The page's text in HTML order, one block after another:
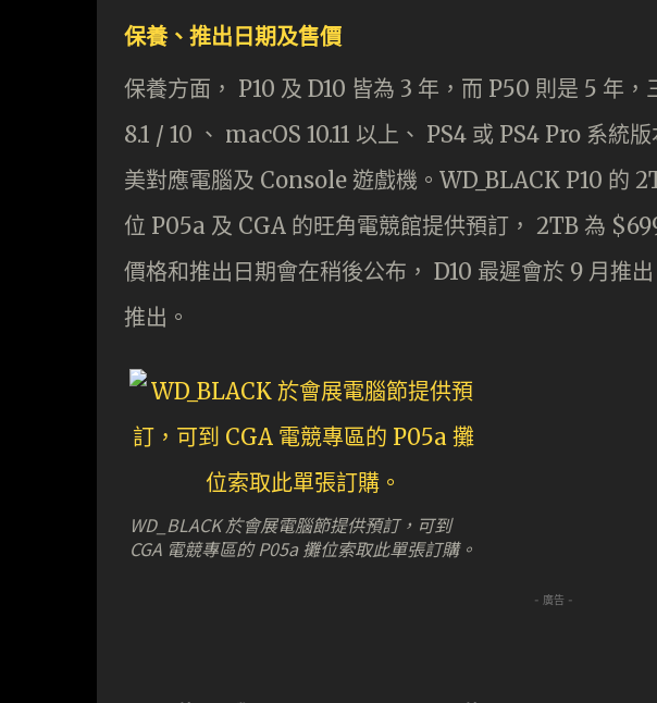
保養、推出日期及售價
保養方面， P10 及 D10 皆為 3 年，而 P50 則是 5 年
8.1 / 10 、 macOS 10.11 以上、 PS4 或 PS4 Pro 系統
美對應電腦及 Console 遊戲機。WD_BLACK P10 的
位 P05a 及 CGA 的旺角電競館提供預訂， 2TB 為
價格和推出日期會在稍後公布， D10 最遲會於 9 月推
推出。
WD_BLACK 於會展電腦節提供預訂，可到
CGA 電競專區的 P05a 攤位索取此單張訂購。
- 廣告 -